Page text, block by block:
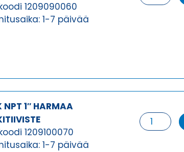
1209090060
1-7 päivää
K
määrä
NPT 1″ HARMAA
1209100070
1-7 päivää
HSK-
K